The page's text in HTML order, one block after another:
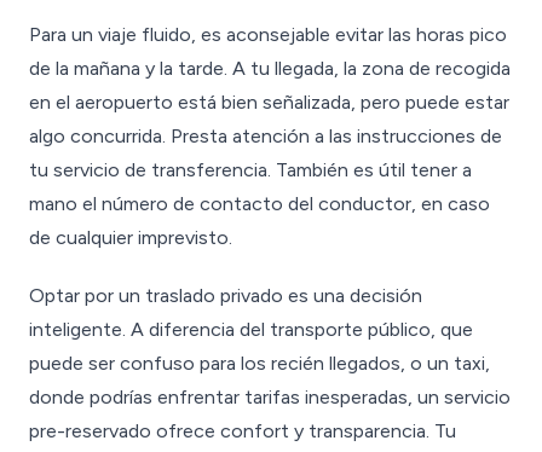
Para un viaje fluido, es aconsejable evitar las horas pico
de la mañana y la tarde. A tu llegada, la zona de recogida
en el aeropuerto está bien señalizada, pero puede estar
algo concurrida. Presta atención a las instrucciones de
tu servicio de transferencia. También es útil tener a
mano el número de contacto del conductor, en caso
de cualquier imprevisto.
Optar por un traslado privado es una decisión
inteligente. A diferencia del transporte público, que
puede ser confuso para los recién llegados, o un taxi,
donde podrías enfrentar tarifas inesperadas, un servicio
pre-reservado ofrece confort y transparencia. Tu